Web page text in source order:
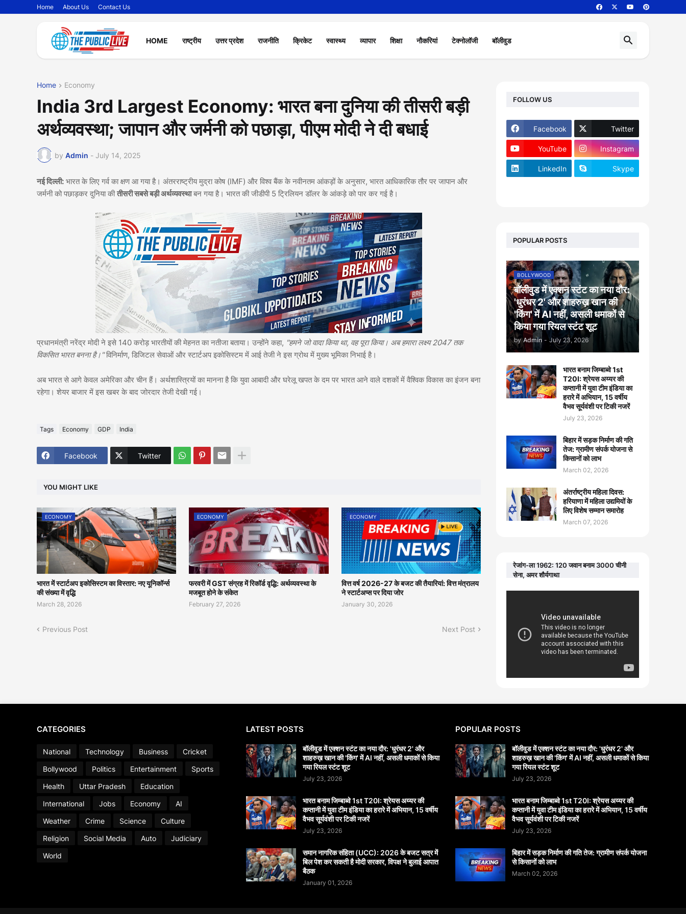
Home About Us Contact Us
HOME राष्ट्रीय उत्तर प्रदेश राजनीति क्रिकेट स्वास्थ्य व्यापार शिक्षा नौकरियां टेक्नोलॉजी बॉलीवुड
Home Economy
India 3rd Largest Economy: भारत बना दुनिया की तीसरी बड़ी
अर्थव्यवस्था; जापान और जर्मनी को पछाड़ा, पीएम मोदी ने दी बधाई
by Admin - July 14, 2025
नई दिल्ली: भारत के लिए गर्व का क्षण आ गया है। अंतरराष्ट्रीय मुद्रा कोष (IMF) और विश्व बैंक के नवीनतम आंकड़ों के अनुसार, भारत आधिकारिक तौर पर जापान और
जर्मनी को पछाड़कर दुनिया कीतीसरी सबसे बड़ी अर्थव्यवस्थाबन गया है। भारत की जीडीपी 5 ट्रिलियन डॉलर के आंकड़े को पार कर गई है।
प्रधानमंत्री नरेंद्र मोदी ने इसे 140 करोड़ भारतीयों की मेहनत का नतीजा बताया। उन्होंने कहा, "हमने जो वादा किया था, वह पूरा किया। अब हमारा लक्ष्य 2047 तक
विकसित भारत बनना है।"विनिर्माण, डिजिटल सेवाओं और स्टार्टअप इकोसिस्टम में आई तेजी ने इस ग्रोथ में मुख्य भूमिका निभाई है।
अब भारत से आगे केवल अमेरिका और चीन हैं। अर्थशास्त्रियों का मानना है कि युवा आबादी और घरेलू खपत के दम पर भारत आने वाले दशकों में वैश्विक विकास का इंजन बना
रहेगा। शेयर बाजार में इस खबर के बाद जोरदार तेजी देखी गई।
Tags Economy GDP India
Facebook Twitter
YOU MIGHT LIKE
ECONOMY
भारत में स्टार्टअप इकोसिस्टम का विस्तार: नए यूनिकॉर्न्स
की संख्या में वृद्धि
March 28, 2026
ECONOMY
फरवरी में GST संग्रह में रिकॉर्ड वृद्धि: अर्थव्यवस्था के
मजबूत होने के संकेत
February 27, 2026
ECONOMY
वित्त वर्ष 2026-27 के बजट की तैयारियां: वित्त मंत्रालय
ने स्टार्टअप्स पर दिया जोर
January 30, 2026
Previous Post Next Post
FOLLOW US
Facebook Twitter
YouTube Instagram
LinkedIn Skype
POPULAR POSTS
BOLLYWOOD
बॉलीवुड में एक्शन स्टंट का नया दौर:
'धुरंधर 2' और शाहरुख़ खान की
'किंग' में AI नहीं, असली धमाकों से
किया गया रियल स्टंट शूट
by Admin - July 23, 2026
भारत बनाम जिम्बाब्वे 1st
T20I: श्रेयस अय्यर की
कप्तानी में युवा टीम इंडिया का
हरारे में अभियान, 15 वर्षीय
वैभव सूर्यवंशी पर टिकी नजरें
July 23, 2026
बिहार में सड़क निर्माण की गति
तेज: ग्रामीण संपर्क योजना से
किसानों को लाभ
March 02, 2026
अंतर्राष्ट्रीय महिला दिवस:
हरियाणा में महिला उद्यमियों के
लिए विशेष सम्मान समारोह
March 07, 2026
रेजांग-ला 1962: 120 जवान बनाम 3000 चीनी
सेना, अमर शौर्यगाथा
CATEGORIES
National Technology Business
Cricket
Bollywood
Politics Entertainment
Sports
Health
Uttar Pradesh
Education
International
Jobs Economy
AI
Weather
Crime Science
Culture
Religion
Social Media Auto
Judiciary
World
LATEST POSTS
बॉलीवुड में एक्शन स्टंट का नया दौर: 'धुरंधर 2' और
शाहरुख़ खान की 'किंग' में AI नहीं, असली धमाकों से किया
गया रियल स्टंट शूट
July 23, 2026
भारत बनाम जिम्बाब्वे 1st T20I: श्रेयस अय्यर की
कप्तानी में युवा टीम इंडिया का हरारे में अभियान, 15 वर्षीय
वैभव सूर्यवंशी पर टिकी नजरें
July 23, 2026
समान नागरिक संहिता (UCC): 2026 के बजट सत्र में
बिल पेश कर सकती है मोदी सरकार, विपक्ष ने बुलाई आपात
बैठक
January 01, 2026
POPULAR POSTS
बॉलीवुड में एक्शन स्टंट का नया दौर: 'धुरंधर 2' और
शाहरुख़ खान की 'किंग' में AI नहीं, असली धमाकों से किया
गया रियल स्टंट शूट
July 23, 2026
भारत बनाम जिम्बाब्वे 1st T20I: श्रेयस अय्यर की
कप्तानी में युवा टीम इंडिया का हरारे में अभियान, 15 वर्षीय
वैभव सूर्यवंशी पर टिकी नजरें
July 23, 2026
बिहार में सड़क निर्माण की गति तेज: ग्रामीण संपर्क योजना
से किसानों को लाभ
March 02, 2026